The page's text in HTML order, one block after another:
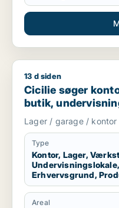
Cicilie søger kontor,
13 d siden
Cicilie søger
butik,
erhvervsgrund,
garage til leje i
Nordsjælland
Lager / garage / kontor
Type
Kontor, Lager,
Erhvervsgrund,
Areal